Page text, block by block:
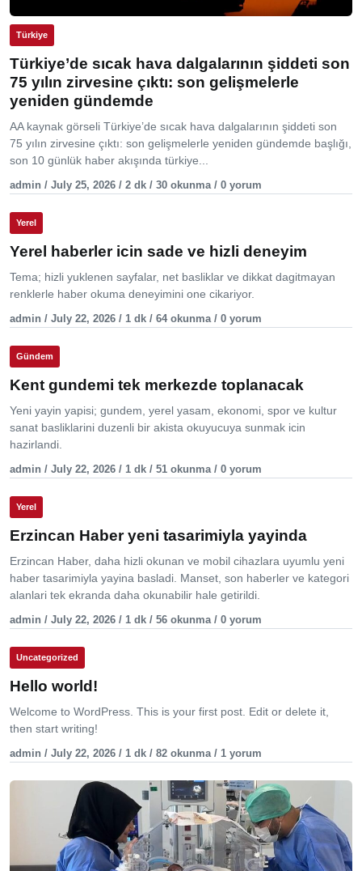
Türkiye
Türkiye’de sıcak hava dalgalarının şiddeti son
75 yılın zirvesine çıktı: son gelişmelerle
yeniden gündemde
AA kaynak görseli Türkiye’de sıcak hava dalgalarının şiddeti son
75 yılın zirvesine çıktı: son gelişmelerle yeniden gündemde başlığı,
son 10 günlük haber akışında türkiye...
admin / July 25, 2026 / 2 dk / 30 okunma / 0 yorum
Yerel
Yerel haberler icin sade ve hizli deneyim
Tema; hizli yuklenen sayfalar, net basliklar ve dikkat dagitmayan
renklerle haber okuma deneyimini one cikariyor.
admin / July 22, 2026 / 1 dk / 64 okunma / 0 yorum
Gündem
Kent gundemi tek merkezde toplanacak
Yeni yayin yapisi; gundem, yerel yasam, ekonomi, spor ve kultur
sanat basliklarini duzenli bir akista okuyucuya sunmak icin
hazirlandi.
admin / July 22, 2026 / 1 dk / 51 okunma / 0 yorum
Yerel
Erzincan Haber yeni tasarimiyla yayinda
Erzincan Haber, daha hizli okunan ve mobil cihazlara uyumlu yeni
haber tasarimiyla yayina basladi. Manset, son haberler ve kategori
alanlari tek ekranda daha okunabilir hale getirildi.
admin / July 22, 2026 / 1 dk / 56 okunma / 0 yorum
Uncategorized
Hello world!
Welcome to WordPress. This is your first post. Edit or delete it,
then start writing!
admin / July 22, 2026 / 1 dk / 82 okunma / 1 yorum